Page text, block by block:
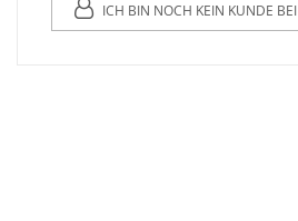
ICH BIN NOCH KEIN KUNDE